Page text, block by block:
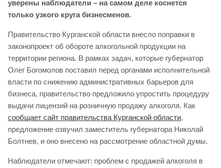
уверены наблюдатели – на самом деле коснется
только узкого круга бизнесменов.
Правительство Курганской области внесло поправки в
законопроект об обороте алкогольной продукции на
территории региона. В рамках задач, которые губернатор
Олег Богомолов поставил перед органами исполнительной
власти по снижению административных барьеров для
бизнеса, правительство предложило упростить процедуру
выдачи лицензий на розничную продажу алкоголя. Как
сообщает сайт правительства Курганской области,
предложение озвучил заместитель губернатора Николай
Болтнев, и оно внесено на рассмотрение областной думы.
Наблюдатели отмечают: проблем с продажей алкоголя в